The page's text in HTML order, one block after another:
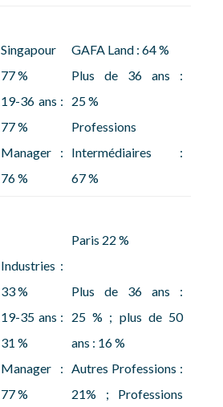
Singapour
77 %
19-36 ans :
77 %
Manager :
76 %
GAFA Land : 64 %
Plus de 36 ans :
25 %
Professions
Intermédiaires :
67 %
Industries :
33 %
19-35 ans :
31 %
Manager :
77 %
Paris 22 %
Plus de 36 ans :
25 % ; plus de 50
ans : 16 %
Autres Professions :
21% ; Professions